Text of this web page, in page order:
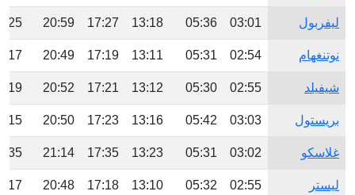
ليفربول 03:01
05:36
13:18
17:27
20:59
نوتنغهام 02:54
05:31
13:11
17:19
20:49
شيفيلد 02:55
05:30
13:12
17:21
20:52
بريستول 03:03
05:42
13:16
17:23
20:50
غلاسكو 03:02
05:31
13:23
17:35
21:14
ليستر 02:55
05:32
13:10
17:18
20:48